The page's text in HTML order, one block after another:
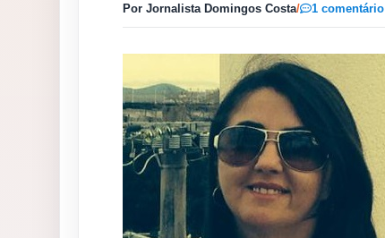
Por Jornalista Domingos Costa/ 1 comentário